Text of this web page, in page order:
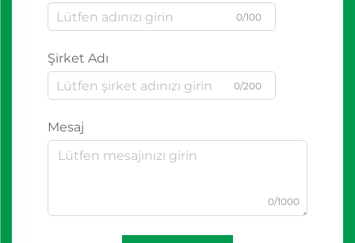
0/100
Şirket Adı
0/200
Mesaj
0/1000